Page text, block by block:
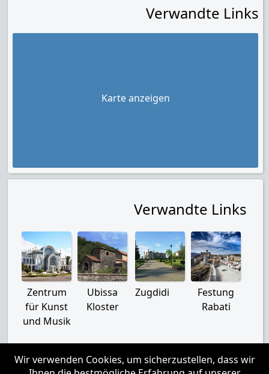
Verwandte Links
Karte anzeigen
Verwandte Links
Zentrum
für Kunst
und Musik
Ubissa
Kloster
Zugdidi
Festung
Rabati
Wir verwenden Cookies, um sicherzustellen, dass wir